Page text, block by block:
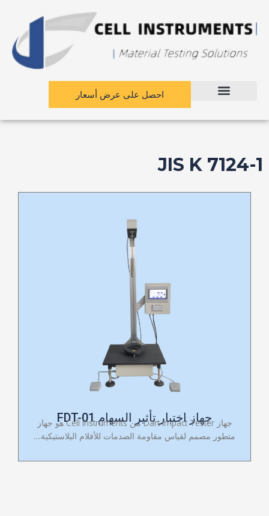
المحتوى
احصل على عرض أسعار
JIS K 7124-1
جهاز اختبار تأثير السهام FDT-01
جهاز Dart Impact Tester من Cell Instruments هو جهاز
متطور مصمم لقياس مقاومة الصدمات للأفلام البلاستيكية....